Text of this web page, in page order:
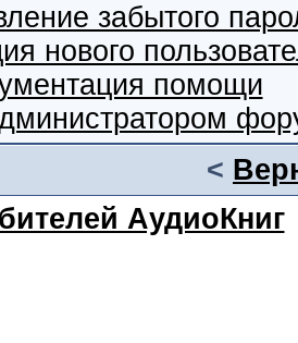
забытого
нового
помощи
<
АудиоКниг